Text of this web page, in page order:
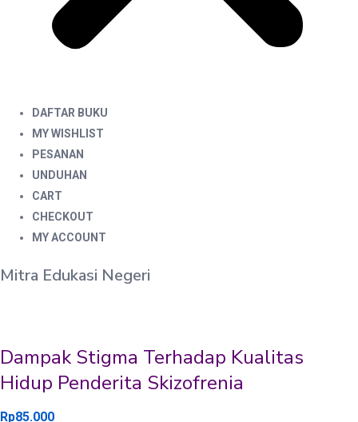
DAFTAR BUKU
MY WISHLIST
PESANAN
UNDUHAN
CART
CHECKOUT
MY ACCOUNT
Mitra Edukasi Negeri
Dampak Stigma Terhadap Kualitas
Hidup Penderita Skizofrenia
Rp85.000